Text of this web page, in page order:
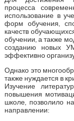
процесса
использование в
форм обучения,
качеств
обучении, а также
созданию новых
эффективно
Однако это
также нуждается в
Изучение
повышения
школе, позволило
направлении: